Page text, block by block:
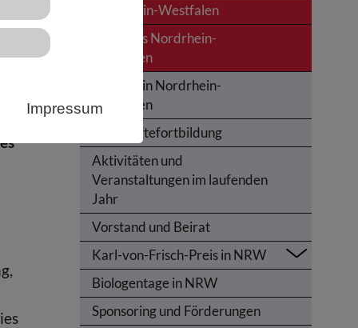
Impressum
Nordrhein-Westfalen
News aus Nordrhein-
Westfalen
Termine in Nordrhein-
Westfalen
Lehrkräftefortbildung
Aktivitäten und
Veranstaltungen im laufenden
Jahr
Vorstand und Beirat
Karl-von-Frisch-Preis in NRW
Biologentage in NRW
Sponsoring und Förderungen